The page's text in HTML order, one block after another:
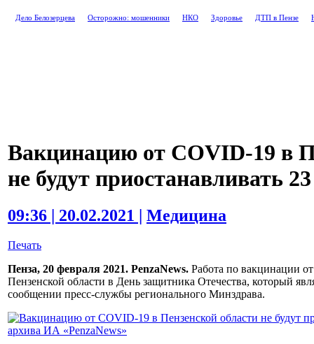
Дело Белозерцева Осторожно: мошенники НКО Здоровье ДТП в Пензе
Вакцинацию от COVID-19 в
не будут приостанавливать
09:36 | 20.02.2021 | Медицина
Печать
Пенза, 20 февраля 2021. PenzaNews. Работа по вакцинации
Пензенской области в День защитника Отечества, который
сообщении пресс-службы регионального Минздрава.